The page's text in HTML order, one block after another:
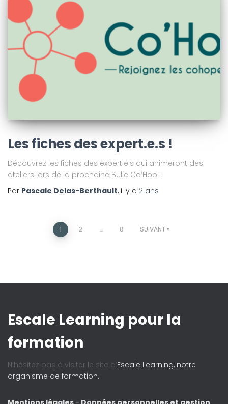
Les fiches des expert.e.s !
Découvrez les fiches des expert.e.s qui animeront des
ateliers lors de la prochaine Bulle Co’Hop !
Par Pascale Delas-Berthault, il y a 2 ans
1 2 … 8 SUIVANT
Escale Learning pour la
formation
N’hésitez pas à visiter le site d’Escale Learning, notre
organisme de formation.